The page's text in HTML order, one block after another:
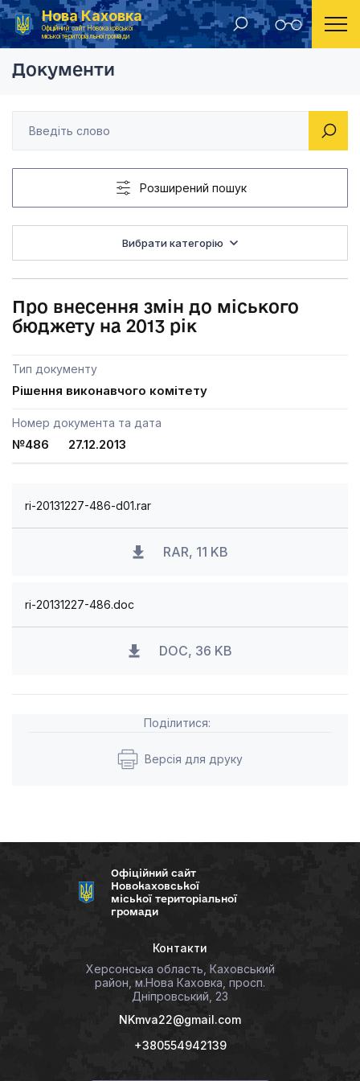
Нова Каховка
Офіційний сайт Новокаховської
міської територіальної громади
Головна Рішення виконавчого комітету Новокаховської міської ради 2013 року Про внесення змін
Документи
Розширений пошук
Вибрати категорію
Про внесення змін до міського
бюджету на 2013 рік
Тип документу
Рішення виконавчого комітету
Номер документа та дата
№486 27.12.2013
ri-20131227-486-d01.rar
RAR, 11 KB
ri-20131227-486.doc
DOC, 36 KB
Поділитися:
Версія для друку
Офіційний сайт
Новокаховської
міської територіальної
громади
Контакти
Херсонська область, Каховський
район, м.Нова Каховка, просп.
Дніпровський, 23
NKmva22@gmail.com
+380554942139